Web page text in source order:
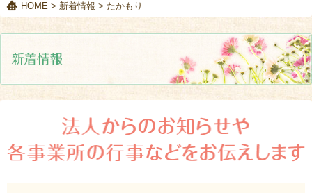
HOME > 新着情報 > たかもり